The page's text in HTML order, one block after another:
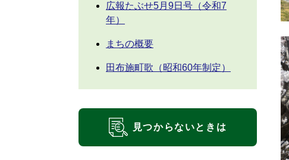
広報たぶせ5月9日号（令和7
年）
まちの概要
田布施町歌（昭和60年制定）
見つからないときは